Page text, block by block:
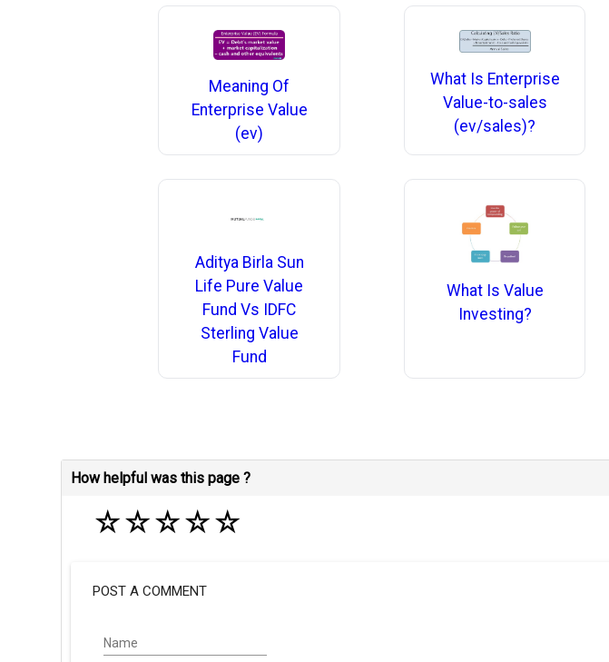
Meaning Of
Enterprise Value
(ev)
What Is Enterprise
Value-to-sales
(ev/sales)?
Aditya Birla Sun
Life Pure Value
Fund Vs IDFC
Sterling Value
Fund
What Is Value
Investing?
How helpful was this page ?
☆☆☆☆☆
POST A COMMENT
Name